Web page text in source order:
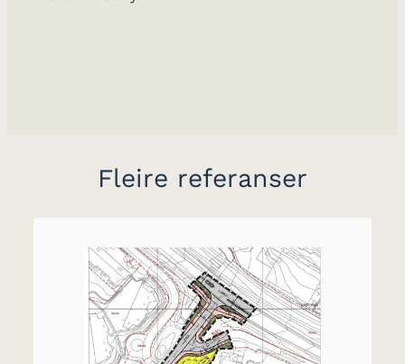
Fleire referanser